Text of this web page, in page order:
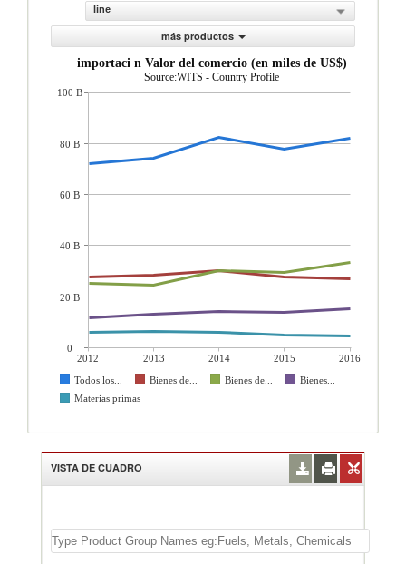
line
más productos
importaci n Valor del comercio (en miles de US$)
Source:WITS - Country Profile
2012 2013 2014 2015
2016
Todos los...
Bienes de... Bienes de...
Bienes...
Materias primas
100 B
80 B
60 B
40 B
20 B
0
VISTA DE CUADRO